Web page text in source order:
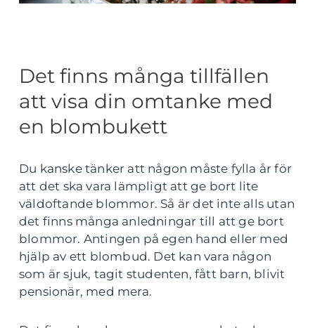
Det finns många tillfällen
att visa din omtanke med
en blombukett
Du kanske tänker att någon måste fylla år för
att det ska vara lämpligt att ge bort lite
väldoftande blommor. Så är det inte alls utan
det finns många anledningar till att ge bort
blommor. Antingen på egen hand eller med
hjälp av ett blombud. Det kan vara någon
som är sjuk, tagit studenten, fått barn, blivit
pensionär, med mera.